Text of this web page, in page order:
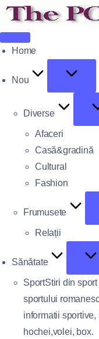
Home
Nou
Diverse
Afaceri
Casă&gradină
Cultural
Fashion
Frumusete
Relații
Sănătate
SportStiri din
sportului
informatii sportive,
hochei,volei, box.